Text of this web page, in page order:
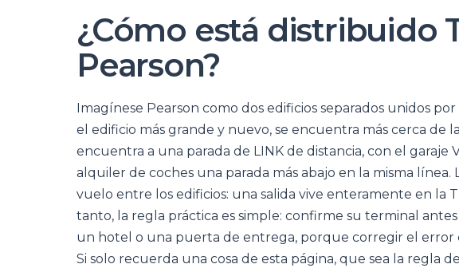
¿Cómo está distribuido
Pearson?
Imagínese Pearson como dos edificios separados unidos
el edificio más grande y nuevo, se encuentra más cerca de
encuentra a una parada de LINK de distancia, con el garaje
alquiler de coches una parada más abajo en la misma
vuelo entre los edificios: una salida vive enteramente en la
tanto, la regla práctica es simple: confirme su terminal
un hotel o una puerta de entrega, porque corregir el error
Si solo recuerda una cosa de esta página, que sea la regla